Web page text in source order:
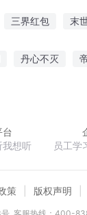
三界红包 末
丹心不灭
台
我想听
员工学
策 版权声明